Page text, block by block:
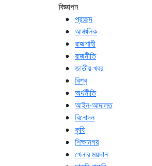
বিজ্ঞাপন
প্রচ্ছদ
আঞ্চলিক
রাজশাহী
রাজনীতি
জাতীয় খবর
বিশ্ব
অর্থনীতি
আইন-আদালত
বিনোদন
কৃষি
শিক্ষানগর
খেলার ময়দান